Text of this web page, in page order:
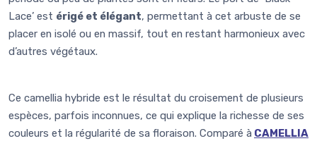
Lace’ est érigé et élégant, permettant à cet arbuste de se
placer en isolé ou en massif, tout en restant harmonieux avec
d’autres végétaux.
Ce camellia hybride est le résultat du croisement de plusieurs
espèces, parfois inconnues, ce qui explique la richesse de ses
couleurs et la régularité de sa floraison. Comparé à CAMELLIA